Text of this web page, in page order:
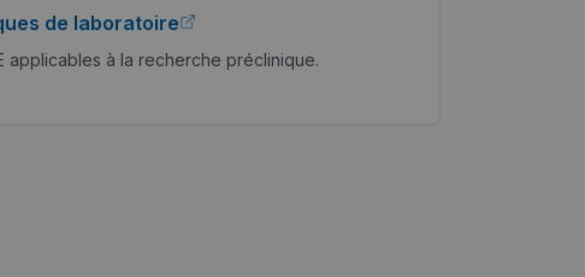
de laboratoire
applicables à la recherche préclinique.